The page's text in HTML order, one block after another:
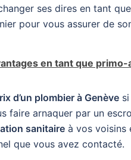
ses dires en tant
pour vous assurer de
en tant que primo-
d’un plombier à Genève
faire arnaquer par un
sanitaire à vos voisins
que vous avez contacté.